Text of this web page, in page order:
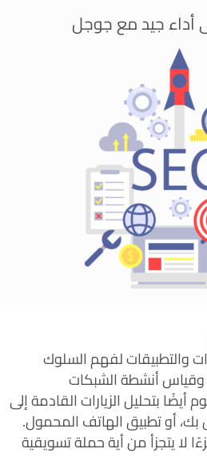
أداء جيد مع جوجل
والتطبيقات لفهم السلوك
وقياس أنشطة الشبكات
أيضًا بتحليل الزيارات القادمة إلى
بك، أو تطبيق الهاتف المحمول.
لا يتجزأ من أية حملة تسويقية